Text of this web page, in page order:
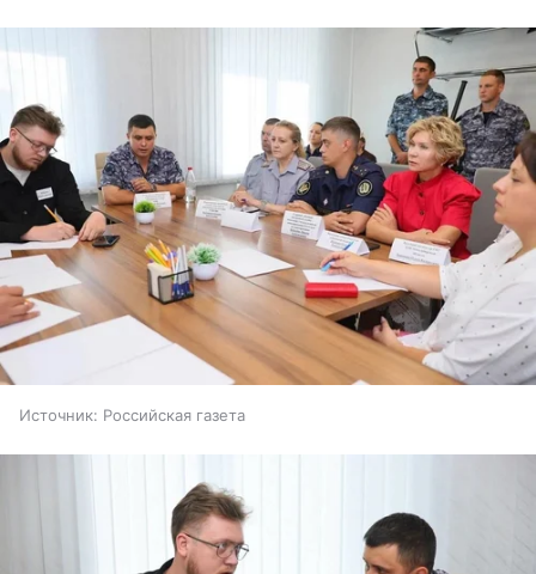
Источник: Российская газета